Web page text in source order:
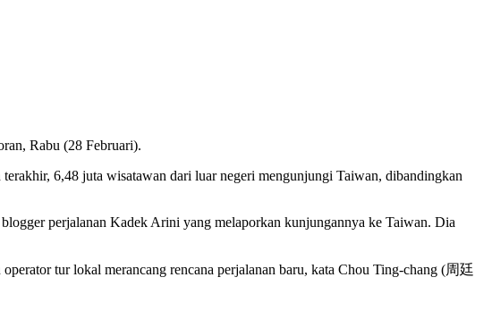
Rabu (28 Februari).
6,48 juta wisatawan dari luar negeri mengunjungi Taiwan, dibandingkan
perjalanan Kadek Arini yang melaporkan kunjungannya ke Taiwan. Dia
tur lokal merancang rencana perjalanan baru, kata Chou Ting-chang (周廷